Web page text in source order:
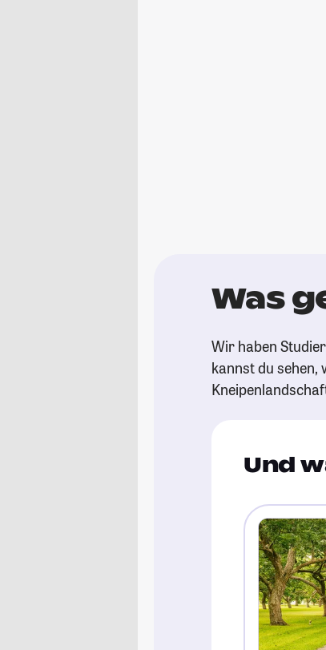
Was
Wir haben
kannst du sehen,
Und